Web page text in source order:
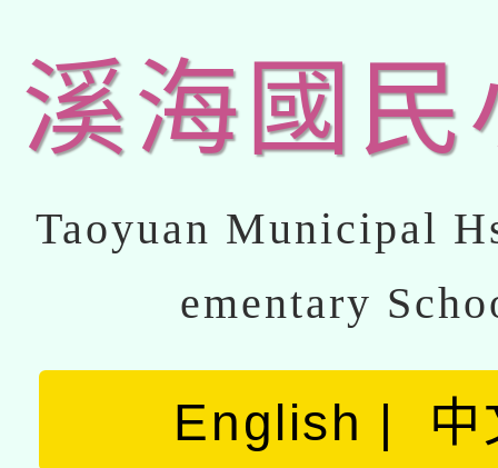
溪海國民
Taoyuan Municipal
ementary
English 中